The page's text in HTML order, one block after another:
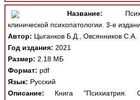
Название:
клинической психопатологии. 3-е
Автор: Цыганков Б.Д., Овсянников С.А.
Год издания: 2021
Размер: 2.18 МБ
Формат: pdf
Язык: Русский
Описание: Книга "Психиатрия.